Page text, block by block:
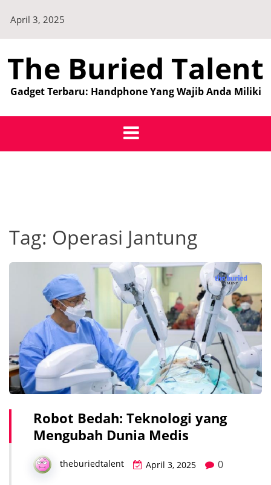
content
April 3, 2025
The Buried Talent
Gadget Terbaru: Handphone Yang Wajib Anda Miliki
Tag: Operasi Jantung
Robot Bedah: Teknologi yang
Mengubah Dunia Medis
theburiedtalent April 3, 2025 0